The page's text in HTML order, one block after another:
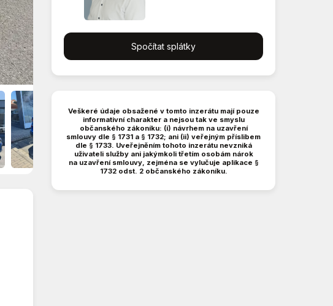
Spočítat splátky
Veškeré údaje obsažené v tomto inzerátu mají pouze
informativní charakter a nejsou tak ve smyslu
občanského zákoníku: (i) návrhem na uzavření
smlouvy dle § 1731 a § 1732; ani (ii) veřejným příslibem
dle § 1733. Uveřejněním tohoto inzerátu nevzniká
uživateli služby ani jakýmkoli třetím osobám nárok
na uzavření smlouvy, zejména se vylučuje aplikace §
1732 odst. 2 občanského zákoníku.